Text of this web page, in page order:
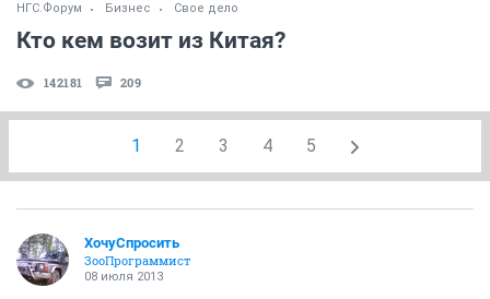
НГС.Форум Бизнес Свое дело
Кто кем возит из Китая?
142181 209
1 2 3 4 5
ХочуСпросить
ЗооПрограммист
08 июля 2013